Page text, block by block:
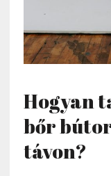
Hogyan
bőr
távon?